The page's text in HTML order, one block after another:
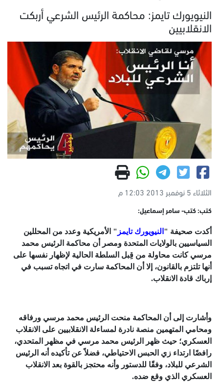
النيويورك تايمز: محاكمة الرئيس الشرعي أربكت
الانقلابيين
الثلاثاء 5 نوفمبر 2013 12:03 م
كتب: كتب- سامر إسماعيل:
أكدت صحيفة " النيويورك تايمز " اﻷمريكية وعدد من المحللين
السياسيين بالولايات المتحدة ومصر أن محاكمة الرئيس محمد
مرسي كانت محاولة من قِبل السلطة الحالية ﻹظهار نفسها على
أنها تلتزم بالقانون، إلا أن المحاكمة سارت في اتجاه تسبب في
إرباك قادة الانقلاب.
وأشارت إلى أن المحاكمة منحت الرئيس محمد مرسي ورفاقه
ومحامي المتهمين منصة نادرة لمساءلة الانقلابيين على الانقلاب
العسكري؛ حيث ظهر الرئيس محمد مرسي في مظهر المتحدي،
رافضًا ارتداء زي الحبس الاحتياطي، فضلاً عن تأكيده أنه الرئيس
الشرعي للبلاد، وفقًا للدستور وأنه محتجز بالقوة بعد الانقلاب
العسكري الذي وقع ضده.